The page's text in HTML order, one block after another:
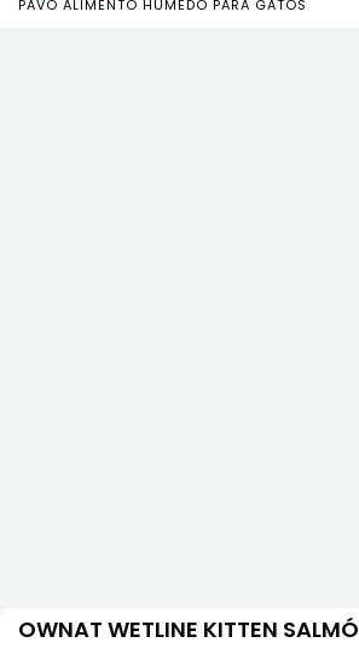
PAVO ALIMENTO HÚMEDO PARA GATOS
OWNAT WETLINE KITTEN